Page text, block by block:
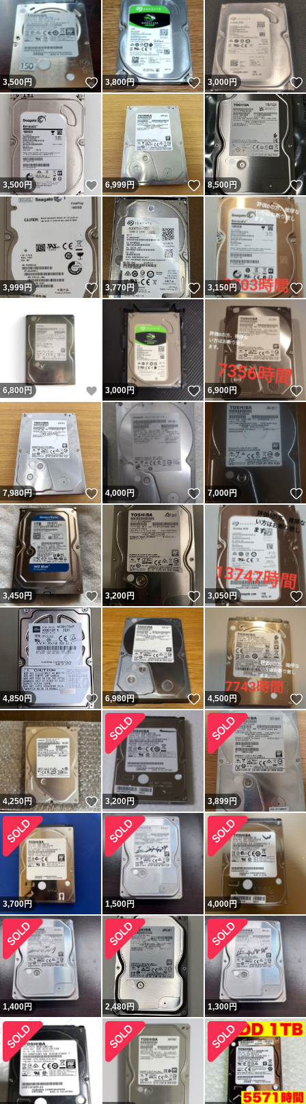
3,500円 いいね！
3,800円 いいね！
3,000円
3,500円 いいね！
6,999円 いいね！
8,500円
3,999円 いいね！
3,770円 いいね！
3,150円
6,800 円 いいね！
3,000円 いいね！
6,900円
7,980円 いいね！
4,000円 いいね！
7,000円
3,450円 いいね！
3,200円 いいね！
3,050円
4,850円 いいね！
6,980円 いいね！
4,500円
4,250円 いいね！
3,200円 3,899円
3,700円 1,500円 4,000円
1,400円 2,480円 1,300円